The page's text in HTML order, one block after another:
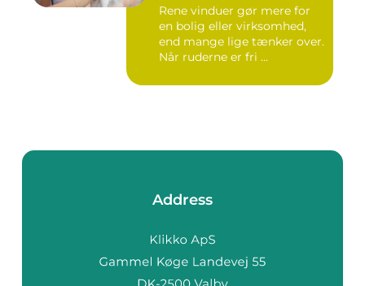
Rene vinduer gør mere for
en bolig eller virksomhed,
end mange lige tænker over.
Når ruderne er fri ...
Address